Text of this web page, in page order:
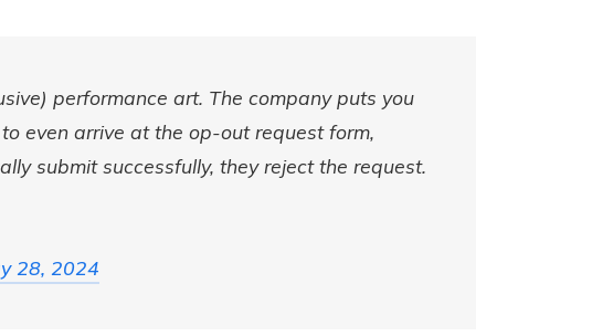
performance art. The company puts you
even arrive at the op-out request form,
submit successfully, they reject the request.
28, 2024